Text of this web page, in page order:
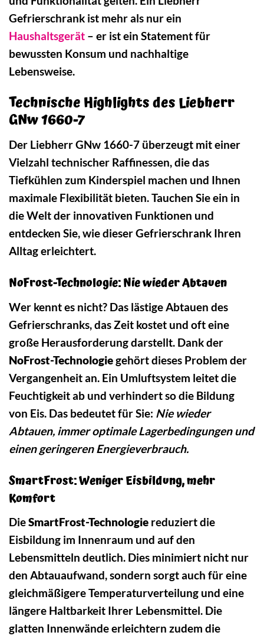
Gefrierschrank ist mehr als nur ein
Haushaltsgerät – er ist ein Statement für
bewussten Konsum und nachhaltige
Lebensweise.
Technische Highlights des Liebherr
GNw 1660-7
Der Liebherr GNw 1660-7 überzeugt mit einer
Vielzahl technischer Raffinessen, die das
Tiefkühlen zum Kinderspiel machen und Ihnen
maximale Flexibilität bieten. Tauchen Sie ein in
die Welt der innovativen Funktionen und
entdecken Sie, wie dieser Gefrierschrank Ihren
Alltag erleichtert.
NoFrost-Technologie: Nie wieder Abtauen
Wer kennt es nicht? Das lästige Abtauen des
Gefrierschranks, das Zeit kostet und oft eine
große Herausforderung darstellt. Dank der
NoFrost-Technologiegehört dieses Problem der
Vergangenheit an. Ein Umluftsystem leitet die
Feuchtigkeit ab und verhindert so die Bildung
von Eis. Das bedeutet für Sie: Nie wieder
Abtauen, immer optimale Lagerbedingungen und
einen geringeren Energieverbrauch.
SmartFrost: Weniger Eisbildung, mehr
Komfort
DieSmartFrost-Technologie reduziert die
Eisbildung im Innenraum und auf den
Lebensmitteln deutlich. Dies minimiert nicht nur
den Abtauaufwand, sondern sorgt auch für eine
gleichmäßigere Temperaturverteilung und eine
längere Haltbarkeit Ihrer Lebensmittel. Die
glatten Innenwände erleichtern zudem die